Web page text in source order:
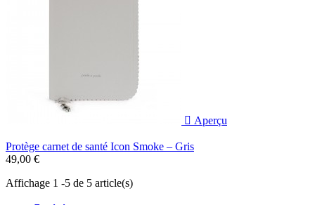
 Aperçu
Protège carnet de santé Icon Smoke – Gris
49,00 €
Affichage 1 -5 de 5 article(s)